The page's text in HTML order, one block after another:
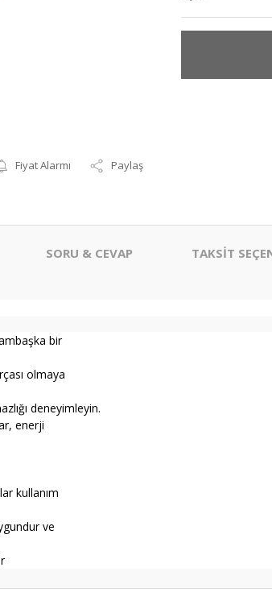
Fiyat Alarmı Paylaş
SORU & CEVAP TAKSİT
bir
olmaya
deneyimleyin.
enerji
kullanım
ve